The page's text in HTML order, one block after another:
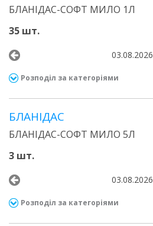
БЛАНІДАС-СОФТ МИЛО 1Л
35 шт.
03.08.2026
Розподіл за категоріями
БЛАНІДАС
БЛАНІДАС-СОФТ МИЛО 5Л
3 шт.
03.08.2026
Розподіл за категоріями